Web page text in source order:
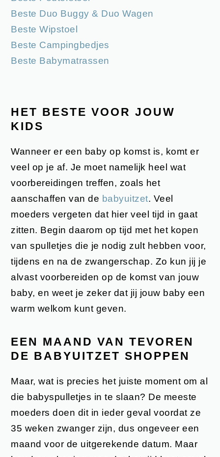
Beste Duo Buggy & Duo Wagen
Beste Wipstoel
Beste Campingbedjes
Beste Babymatrassen
HET BESTE VOOR JOUW
KIDS
Wanneer er een baby op komst is, komt er
veel op je af. Je moet namelijk heel wat
voorbereidingen treffen, zoals het
aanschaffen van de babyuitzet. Veel
moeders vergeten dat hier veel tijd in gaat
zitten. Begin daarom op tijd met het kopen
van spulletjes die je nodig zult hebben voor,
tijdens en na de zwangerschap. Zo kun jij je
alvast voorbereiden op de komst van jouw
baby, en weet je zeker dat jij jouw baby een
warm welkom kunt geven.
EEN MAAND VAN TEVOREN
DE BABYUITZET SHOPPEN
Maar, wat is precies het juiste moment om al
die babyspulletjes in te slaan? De meeste
moeders doen dit in ieder geval voordat ze
35 weken zwanger zijn, dus ongeveer een
maand voor de uitgerekende datum. Maar